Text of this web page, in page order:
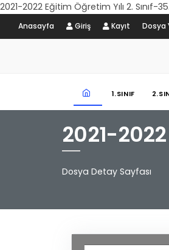
2021-2022 Eğitim Öğretim Yılı 2. Sınıf-
Anasayfa Giriş Kayıt Dosya
1.SINIF
2021-
Dosya Detay Sayfası